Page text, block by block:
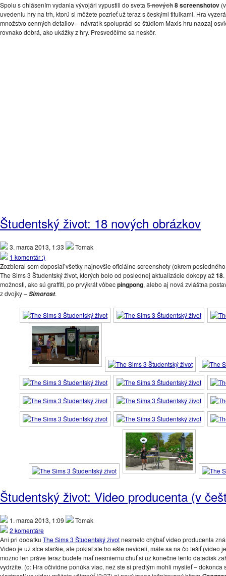
Spolu s ohlásením vydania vývojári vypustili do sveta 5 nových8 screenshotov
uvedeniu hry na trh, ktorú si môžete pozrieť už teraz s českými titulkami. Hra
množstvo cenných detailov – návrat k spolupráci so štúdiom Maxis hru naozaj
rovnako dobrá, ako ukážky z hry. Presvedčíme sa neskôr.
Študentský život: 18 nových obrázkov
3. marca 2013, 1:33
Tomak
1 komentár :)
Zozbieral som doposiaľ všetky najnovšie oficiálne screenshoty (okrem
The Sims 3 Študentský život, ktorých bolo od poslednej aktualizácie dokopy až18
možnosti, ako sú graffiti, po prvýkrát vôbecpingpong, alebo aj nová zvláštna
z dvojky –Simorost.
Študentský život: Video producenta (v
1. marca 2013, 1:09
Tomak
2 komentáre
Ani pri dodatku The Sims 3 Študentský životnesmelo chýbať video producenta
Video je už síce staršie, ale pokiaľ ste ho ešte nevideli, máte sa na čo tešiť (video
možno len práve teraz budete mať nesmiernu chuť si už konečne tento datadisk
vydržíte. (o: Hra očividne ponúka viac, než ste si predtým mohli myslieť – dokonca